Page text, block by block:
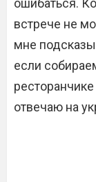
ошибаться.
встрече не
мне
если
отвечаю на